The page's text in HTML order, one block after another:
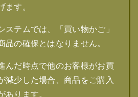
ます。
ステムでは、「買い物かご」
品の確保とはなりません。
んだ時点で他のお客様がお買
減少した場合、商品をご購入
あります。